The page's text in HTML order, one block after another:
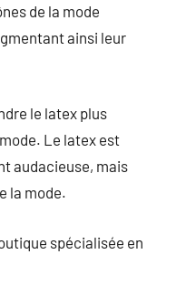
de la mode
ainsi leur
le latex plus
Le latex est
audacieuse, mais
la mode.
spécialisée en